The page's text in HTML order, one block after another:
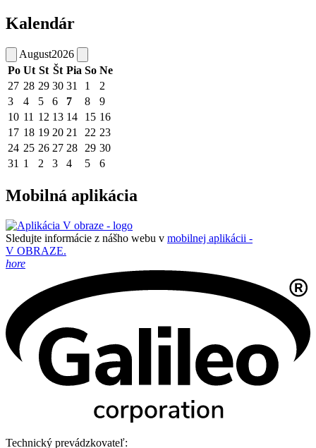
Kalendár
August2026
Po Ut St Št Pia So Ne
27 28 29 30 31 1
2
3
4 5 6 7 8
9
10 11 12 13 14 15 16
17 18 19 20 21 22 23
24 25 26 27 28 29 30
31 1 2 3 4 5 6
Mobilná aplikácia
Sledujte informácie z nášho webu v mobilnej aplikácii -
V OBRAZE.
hore
Technický prevádzkovateľ: